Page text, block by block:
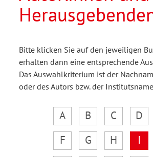
Bitte klicken Sie auf den jeweiligen
erhalten dann eine entsprechende
Das Auswahlkriterium ist der
oder des Autors bzw. der
A B C D
F
G H I